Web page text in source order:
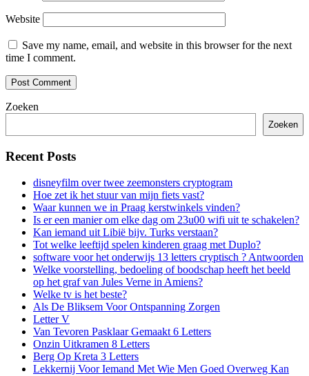
Website
Save my name, email, and website in this browser for the next
time I comment.
Zoeken
Zoeken
Recent Posts
disneyfilm over twee zeemonsters cryptogram
Hoe zet ik het stuur van mijn fiets vast?
Waar kunnen we in Praag kerstwinkels vinden?
Is er een manier om elke dag om 23u00 wifi uit te schakelen?
Kan iemand uit Libië bijv. Turks verstaan?
Tot welke leeftijd spelen kinderen graag met Duplo?
software voor het onderwijs 13 letters cryptisch ? Antwoorden
Welke voorstelling, bedoeling of boodschap heeft het beeld
op het graf van Jules Verne in Amiens?
Welke tv is het beste?
Als De Bliksem Voor Ontspanning Zorgen
Letter V
Van Tevoren Pasklaar Gemaakt 6 Letters
Onzin Uitkramen 8 Letters
Berg Op Kreta 3 Letters
Lekkernij Voor Iemand Met Wie Men Goed Overweg Kan